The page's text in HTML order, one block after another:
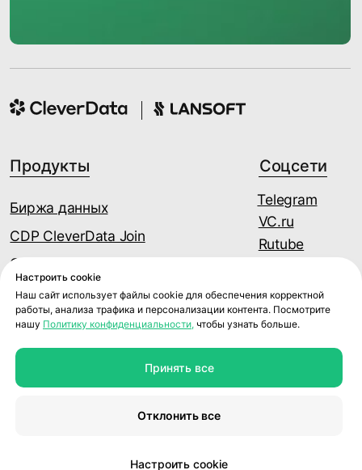
Настроить cookie
Наш сайт использует файлы cookie для обеспечения корректной
работы, анализа трафика и персонализации контента. Посмотрите
нашу Политику конфиденциальности, чтобы узнать больше.
Принять все
Отклонить все
Настроить cookie